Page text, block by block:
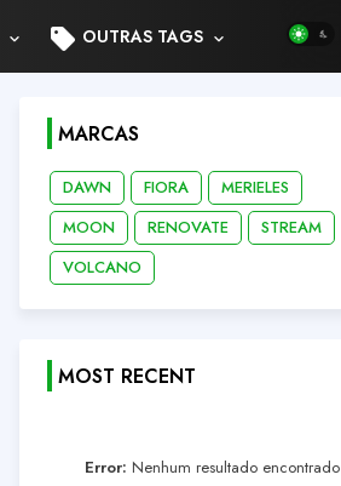
sell OUTRAS TAGS
MARCAS
DAWN FIORA
MERIELES
MOON
RENOVATE
STREAM
VOLCANO
MOST RECENT
Error: Nenhum resultado encontrado